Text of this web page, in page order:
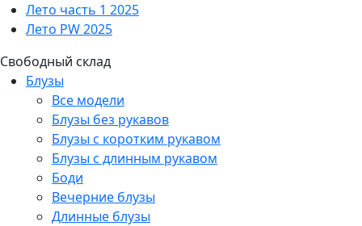
Лето часть 1 2025
Лето PW 2025
Свободный склад
Блузы
Все модели
Блузы без рукавов
Блузы с коротким рукавом
Блузы с длинным рукавом
Боди
Вечерние блузы
Длинные блузы